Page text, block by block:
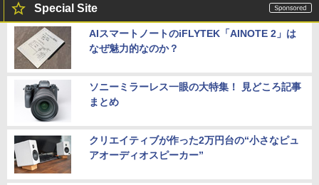
Special Site
AIスマートノートのiFLYTEK「AINOTE 2」は
なぜ魅力的なのか？
ソニーミラーレス一眼の大特集！ 見どころ記事
まとめ
クリエイティブが作った2万円台の“小さなピュ
アオーディオスピーカー”